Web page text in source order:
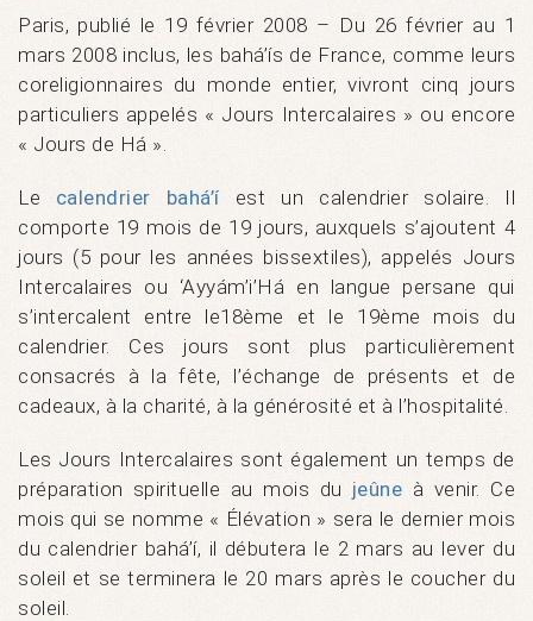
Paris, publié le 19 février 2008 – Du 26 février au 1
mars 2008 inclus, les bahá’ís de France, comme leurs
coreligionnaires du monde entier, vivront cinq jours
particuliers appelés « Jours Intercalaires » ou encore
« Jours de Há ».
Le calendrier bahá’í est un calendrier solaire. Il
comporte 19 mois de 19 jours, auxquels s’ajoutent 4
jours (5 pour les années bissextiles), appelés Jours
Intercalaires ou ‘Ayyám’i’Há en langue persane qui
s’intercalent entre le18ème et le 19ème mois du
calendrier. Ces jours sont plus particulièrement
consacrés à la fête, l’échange de présents et de
cadeaux, à la charité, à la générosité et à l’hospitalité.
Les Jours Intercalaires sont également un temps de
préparation spirituelle au mois du jeûne à venir. Ce
mois qui se nomme « Élévation » sera le dernier mois
du calendrier bahá’í, il débutera le 2 mars au lever du
soleil et se terminera le 20 mars après le coucher du
soleil.